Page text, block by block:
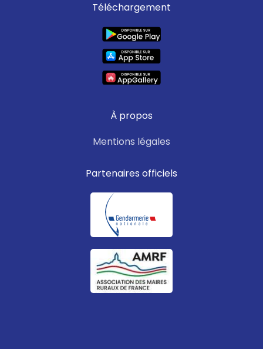
Téléchargement
À propos
Mentions légales
Partenaires officiels